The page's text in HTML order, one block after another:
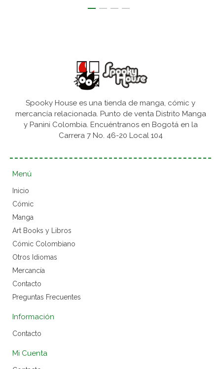
Spooky House es una tienda de manga, cómic y
mercancía relacionada. Punto de venta Distrito Manga
y Panini Colombia. Encuéntranos en Bogotá en la
Carrera 7 No. 46-20 Local 104
Menú
Inicio
Cómic
Manga
Art Books y Libros
Cómic Colombiano
Otros Idiomas
Mercancía
Contacto
Preguntas Frecuentes
Información
Contacto
Mi Cuenta